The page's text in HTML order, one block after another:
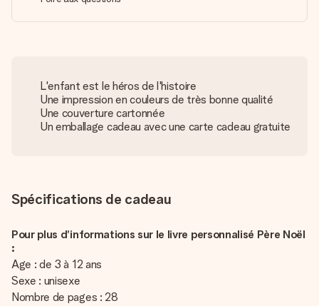
L'enfant est le héros de l'histoire
Une impression en couleurs de très bonne qualité
Une couverture cartonnée
Un emballage cadeau avec une carte cadeau gratuite
Spécifications de cadeau
Pour plus d’informations sur le livre personnalisé Père Noël
:
Age : de 3 à 12 ans
Sexe : unisexe
Nombre de pages : 28